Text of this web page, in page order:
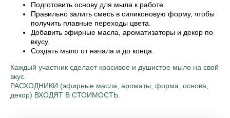
Подготовить основу для мыла к работе.
Правильно залить смесь в силиконовую форму, чтобы
получить плавные переходы цвета.
Добавить эфирные масла, ароматизаторы и декор по
вкусу.
Создать мыло от начала и до конца.
Каждый участник сделает красивое и душистое мыло на свой
вкус.
РАСХОДНИКИ (эфирные масла, ароматы, форма, основа,
декор) ВХОДЯТ В СТОИМОСТЬ.